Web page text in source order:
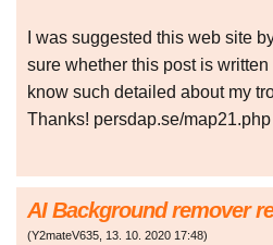
I was suggested this web site
sure whether this post is
know such detailed about my
Thanks! persdap.se/
AI Background remover
(Y2mateV635, 13. 10. 2020 17:48)